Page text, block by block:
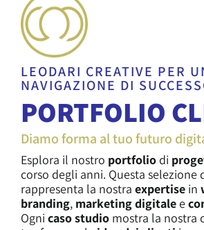
LEODARI CREATIVE PER
NAVIGAZIONE DI
PORTFOLIO
Diamo forma al tuo futuro
Esplora il nostro portfolio di
corso degli anni. Questa selezione
rappresenta la nostra expertise in
branding, marketing digitalee
Ogni caso studio mostra la nostra